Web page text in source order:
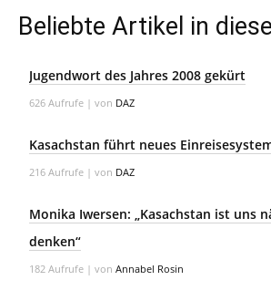
Beliebte Artikel in
Jugendwort des Jahres 2008 gekürt
626 Aufrufe | von DAZ
Kasachstan führt neues
216 Aufrufe | von DAZ
Monika Iwersen: „Kasachstan ist uns
denken“
182 Aufrufe | von Annabel Rosin